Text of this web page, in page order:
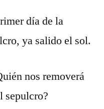
día de la
ya salido el sol.
nos removerá
sepulcro?